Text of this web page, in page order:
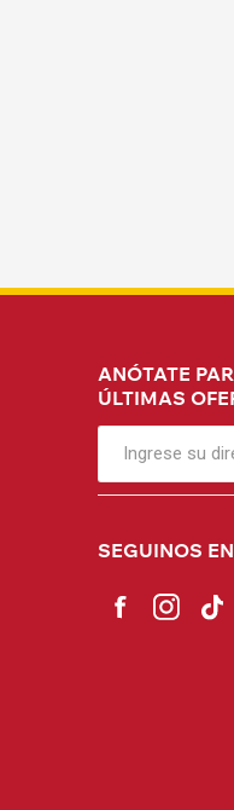
ANÓTATE
ÚLTIMAS
SEGUINOS